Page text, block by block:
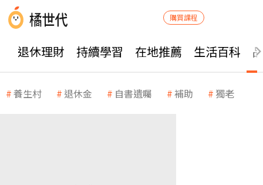
購買課程
退休理財 持續學習 在地推薦 生活百科
養生村 退休金 自書遺囑 補助 獨老